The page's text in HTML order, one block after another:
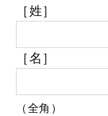
［姓］
［名］
（全角）